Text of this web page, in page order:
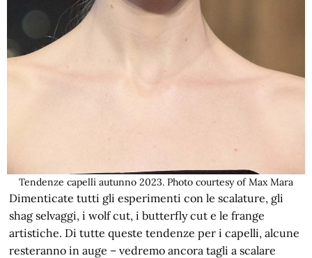
Tendenze capelli autunno 2023. Photo courtesy of Max Mara
Dimenticate tutti gli esperimenti con le scalature, gli
shag selvaggi, i wolf cut, i butterfly cut e le frange
artistiche. Di tutte queste tendenze per i capelli, alcune
resteranno in auge – vedremo ancora tagli a scalare